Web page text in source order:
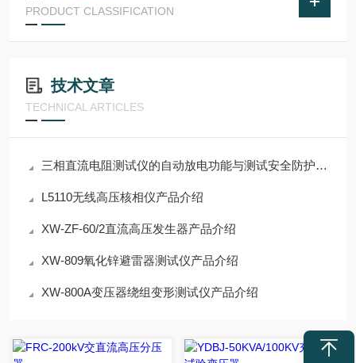
PRODUCT CLASSIFICATION
技术文章
TECHNICAL ARTICLES
三相直流电阻测试仪的自动放电功能与测试安全防护要点
L5110无线高压核相仪产品介绍
XW-ZF-60/2直流高压发生器产品介绍
XW-809氧化锌避雷器测试仪产品介绍
XW-800A变压器绕组变形测试仪产品介绍